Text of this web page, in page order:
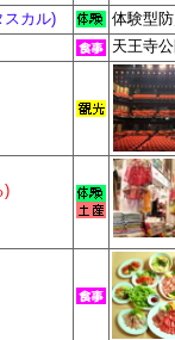
スカル)
体験型
天王寺
)